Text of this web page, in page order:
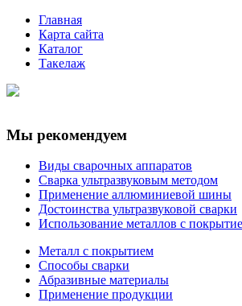
Главная
Карта сайта
Каталог
Такелаж
Мы рекомендуем
Виды сварочных аппаратов
Сварка ультразвуковым методом
Применение аллюминиевой шины
Достоинства ультразвуковой сварки
Использование металлов с
Металл с покрытием
Способы сварки
Абразивные материалы
Применение продукции